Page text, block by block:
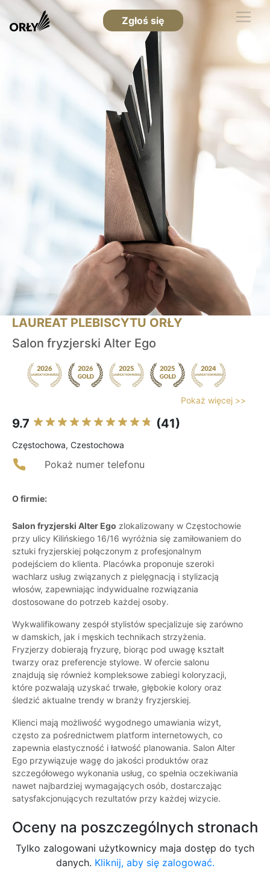
Zgłoś się
LAUREAT PLEBISCYTU ORŁY
Salon fryzjerski Alter Ego
Pokaż więcej >>
9.7 (41)
Częstochowa, Czestochowa
Pokaż numer telefonu
O firmie:
Salon fryzjerski Alter Ego zlokalizowany w Częstochowie
przy ulicy Kilińskiego 16/16 wyróżnia się zamiłowaniem do
sztuki fryzjerskiej połączonym z profesjonalnym
podejściem do klienta. Placówka proponuje szeroki
wachlarz usług związanych z pielęgnacją i stylizacją
włosów, zapewniając indywidualne rozwiązania
dostosowane do potrzeb każdej osoby.
Wykwalifikowany zespół stylistów specjalizuje się zarówno
w damskich, jak i męskich technikach strzyżenia.
Fryzjerzy dobierają fryzurę, biorąc pod uwagę kształt
twarzy oraz preferencje stylowe. W ofercie salonu
znajdują się również kompleksowe zabiegi koloryzacji,
które pozwalają uzyskać trwałe, głębokie kolory oraz
śledzić aktualne trendy w branży fryzjerskiej.
Klienci mają możliwość wygodnego umawiania wizyt,
często za pośrednictwem platform internetowych, co
zapewnia elastyczność i łatwość planowania. Salon Alter
Ego przywiązuje wagę do jakości produktów oraz
szczegółowego wykonania usług, co spełnia oczekiwania
nawet najbardziej wymagających osób, dostarczając
satysfakcjonujących rezultatów przy każdej wizycie.
Oceny na poszczególnych stronach
Tylko zalogowani użytkownicy maja dostęp do tych
danych. Kliknij, aby się zalogować.